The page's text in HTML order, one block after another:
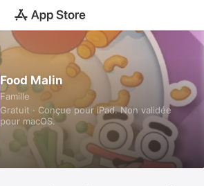
Food Malin
Famille
Gratuit · Conçue pour iPad. Non validée
pour macOS.